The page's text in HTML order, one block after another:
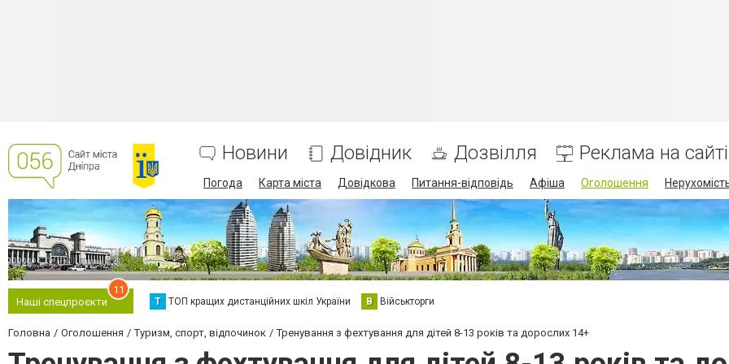
Новини Довідник Дозвілля Реклама на сайті
Погода Карта міста Довідкова Питання-відповідь Афіша Оголошення
Наші спецпроєкти
11
Т ТОП кращих дистанційних шкіл України В Військторги
Головна Оголошення Туризм, спорт, відпочинок Тренування з фехтування для дітей 8-13 років та дорослих 14+